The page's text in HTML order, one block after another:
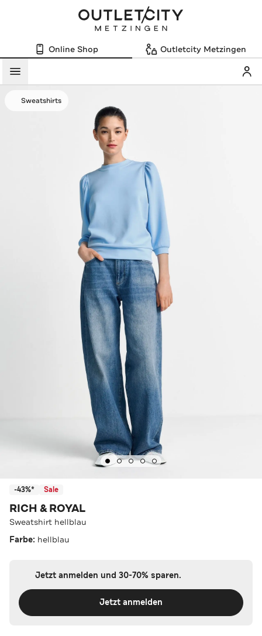
Online Shop Outletcity Metzingen
Menü
Sweatshirts
-43%* Sale
RICH & ROYAL
Sweatshirt hellblau
Farbe: hellblau
Jetzt anmelden und 30-70% sparen.
Jetzt anmelden